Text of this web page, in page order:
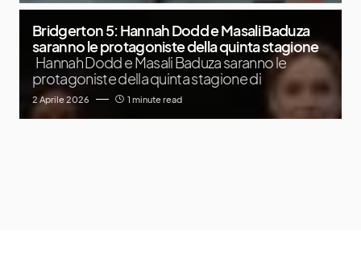
Bridgerton 5: Hannah Dodd e Masali Baduza
saranno le protagoniste della quinta stagione
Hannah Dodd e Masali Baduza saranno le
protagoniste della quinta stagione di
2 Aprile 2026 1 minute read